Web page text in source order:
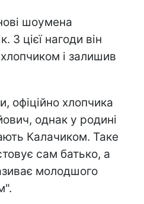
шоумена
З цієї нагоди він
і залишив
офіційно хлопчика
однак у родині
Калачиком. Таке
сам батько, а
молодшого